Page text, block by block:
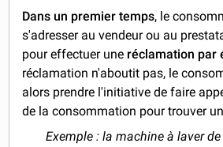
Dans un premier temps, le
s'adresser au vendeur ou au
pour effectuer une réclamation par
réclamation n'aboutit pas, le
alors prendre l'initiative de faire
de la consommation pour trouver
Exemple : la machine à laver